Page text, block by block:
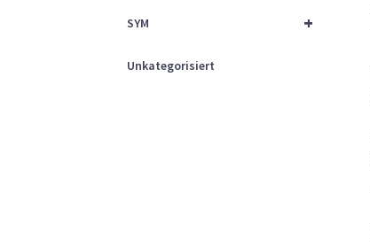
+
SYM
Unkategorisiert